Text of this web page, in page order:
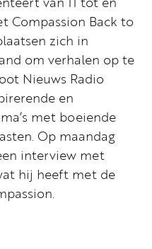
Compassion Back to
zich in
om verhalen op te
Nieuws Radio
en
met boeiende
Op maandag
interview met
hij heeft met de